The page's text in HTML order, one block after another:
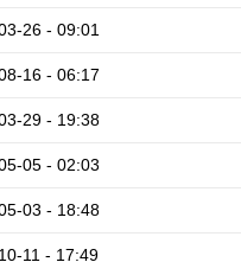
26 - 09:01
16 - 06:17
29 - 19:38
05 - 02:03
03 - 18:48
11 - 17:49